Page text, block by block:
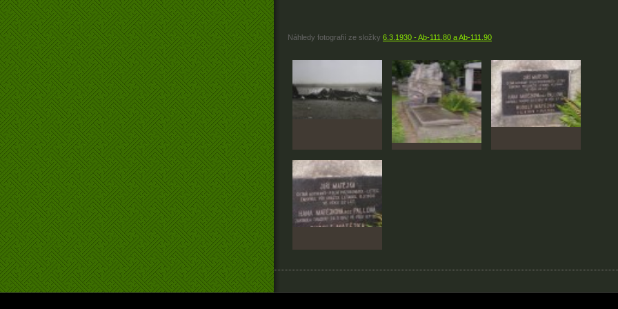
Náhledy fotografií ze složky 6.3.1930 - Ab-111.80 a Ab-111.90